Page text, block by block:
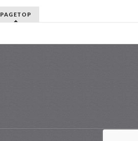
PAGETOP